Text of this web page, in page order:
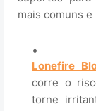
mais comuns
Lonefire
corre o
torne